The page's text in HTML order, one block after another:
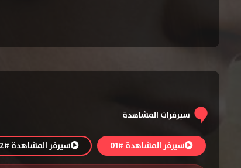
سيرفرات المشاهدة
سيرفر المشاهدة #01 سيرفر المشاهدة #02